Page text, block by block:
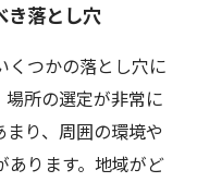
き落とし穴
くつかの落とし穴に
所の選定が非常に
り、周囲の環境や
あります。地域がど